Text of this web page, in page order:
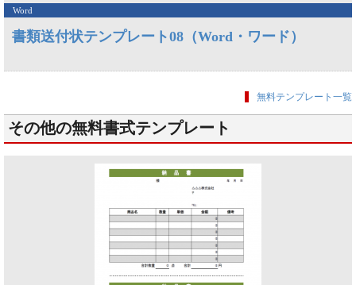
Word
書類送付状テンプレート08（Word・ワード）
無料テンプレート一覧
その他の無料書式テンプレート